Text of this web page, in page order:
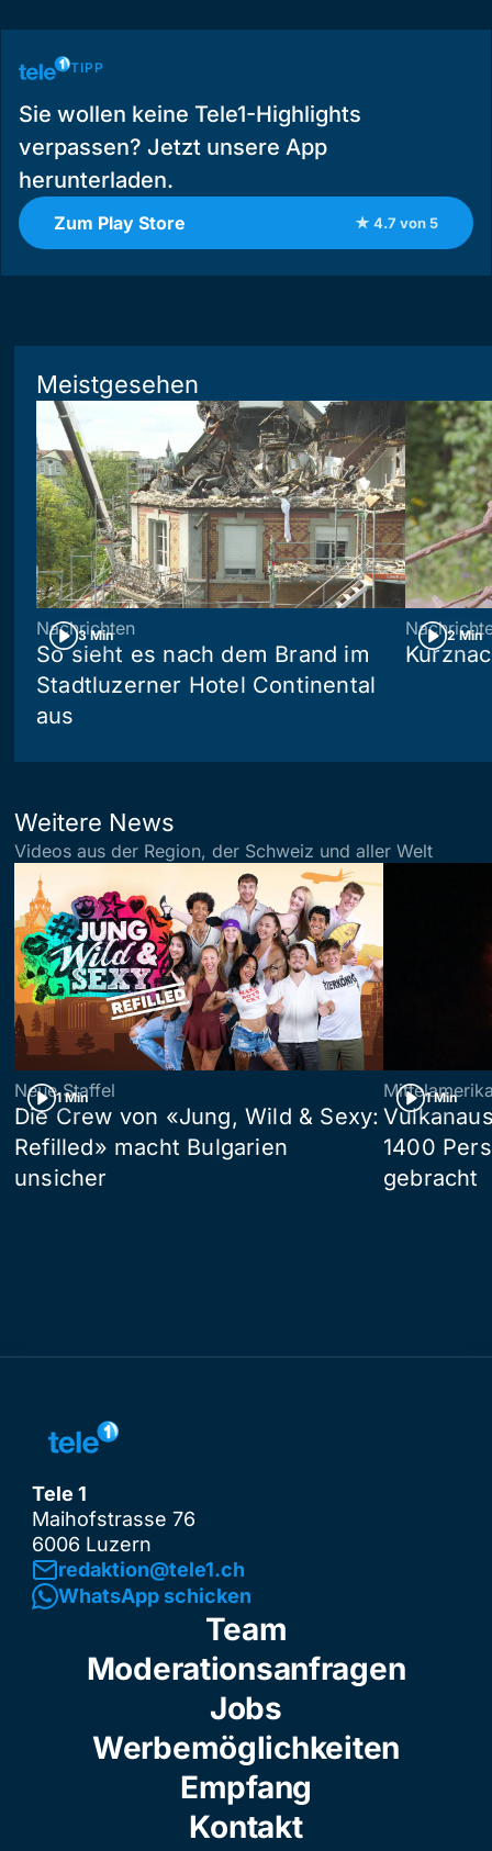
TIPP
Sie wollen keine Tele1-Highlights
verpassen? Jetzt unsere App
herunterladen.
Zum Play Store ★ 4.7 von 5
Meistgesehen
3 Min
Nachrichten
So sieht es nach dem Brand im
Stadtluzerner Hotel Continental
aus
2 Min
Weitere News
Videos aus der Region, der Schweiz und aller Welt
1 Min
Neue Staffel
Die Crew von «Jung, Wild & Sexy:
Refilled» macht Bulgarien
unsicher
1 Min
1400
gebracht
Tele 1
Maihofstrasse 76
6006 Luzern
redaktion@tele1.ch
WhatsApp schicken
Team
Moderationsanfragen
Jobs
Werbemöglichkeiten
Empfang
Kontakt